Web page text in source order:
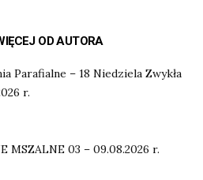
OD AUTORA
Parafialne – 18 Niedziela Zwykła
r.
MSZALNE 03 – 09.08.2026 r.